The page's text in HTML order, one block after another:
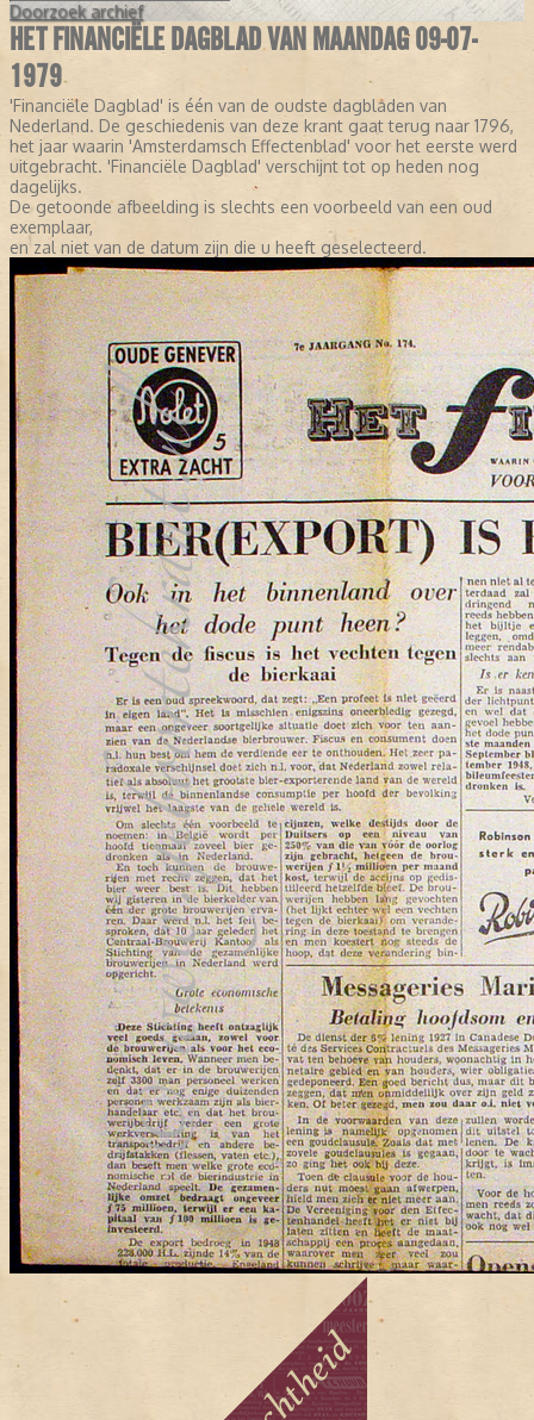
Doorzoek archief
HET FINANCIËLE DAGBLAD VAN MAANDAG 09-07-
1979
'Financiële Dagblad' is één van de oudste dagbladen van
Nederland. De geschiedenis van deze krant gaat terug naar 1796,
het jaar waarin 'Amsterdamsch Effectenblad' voor het eerste werd
uitgebracht. 'Financiële Dagblad' verschijnt tot op heden nog
dagelijks.
De getoonde afbeelding is slechts een voorbeeld van een oud
exemplaar,
en zal niet van de datum zijn die u heeft geselecteerd.